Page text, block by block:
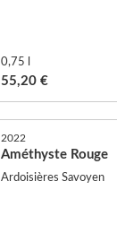
0,75 l
55,20 €
2022
Améthyste Rouge
Ardoisières Savoyen